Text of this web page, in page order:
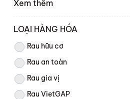
Xem thêm
LOẠI HÀNG HÓA
Rau hữu cơ
Rau an toàn
Rau gia vị
Rau VietGAP